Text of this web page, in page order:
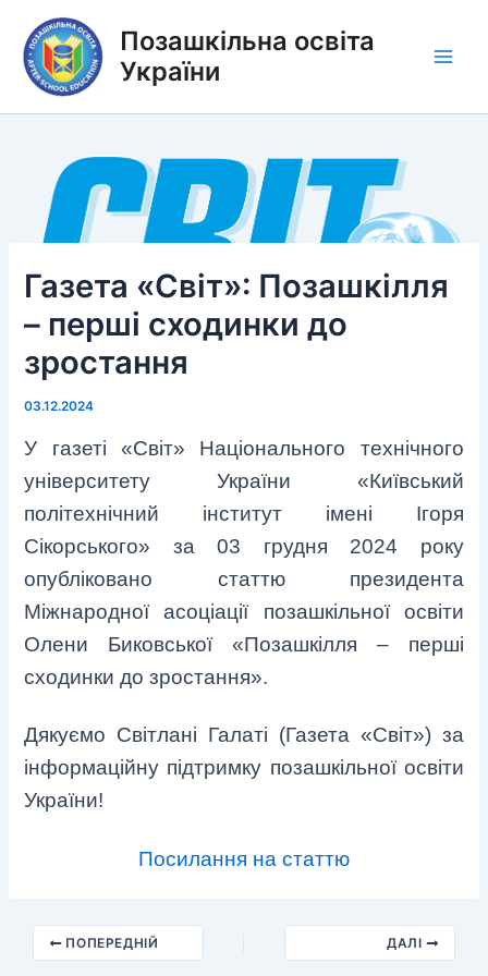
вмісту
Позашкільна освіта
України
Газета «Світ»: Позашкілля
– перші сходинки до
зростання
03.12.2024
У газеті «Світ» Національного технічного
університету України «Київський
політехнічний інститут імені Ігоря
Сікорського» за 03 грудня 2024 року
опубліковано статтю президента
Міжнародної асоціації позашкільної освіти
Олени Биковської «Позашкілля – перші
сходинки до зростання».
Дякуємо Світлані Галаті (Газета «Світ») за
інформаційну підтримку позашкільної освіти
України!
Посилання на статтю
ПОПЕРЕДНІЙ ДАЛІ